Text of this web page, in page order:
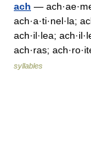
ach —
ach·a·ti·nel·la;
ach·il·lea;
ach·ras;
syllables